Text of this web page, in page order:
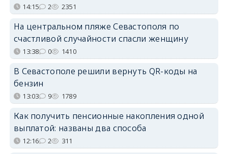
14:15 2 2351
На центральном пляже Севастополя по
счастливой случайности спасли женщину
13:38 0 1410
В Севастополе решили вернуть QR-коды на
бензин
13:03 9 1789
Как получить пенсионные накопления одной
выплатой: названы два способа
12:16 2 311